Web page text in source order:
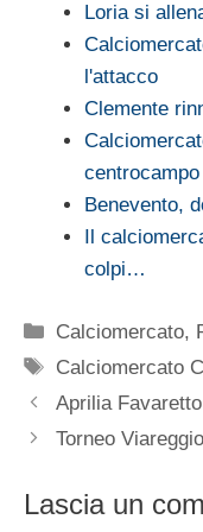
Loria si
l'attacco
Clemente
centrocampo
Benevento,
Il
colpi…
Categorie
Calciomercato,
Tag
Calciomercato
Aprilia
Torneo
Lascia un